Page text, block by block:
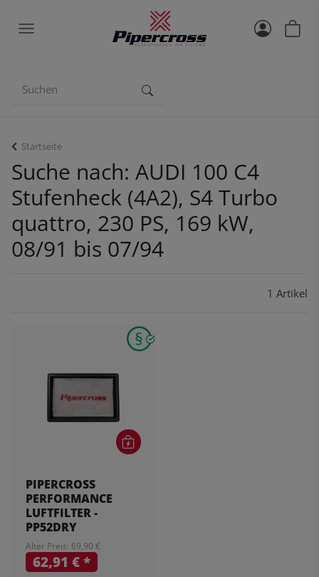
Startseite
Suche nach: AUDI 100 C4
Stufenheck (4A2), S4 Turbo
quattro, 230 PS, 169 kW,
08/91 bis 07/94
1 Artikel
PIPERCROSS
PERFORMANCE
LUFTFILTER -
PP52DRY
Alter Preis: 69,90 €
62,91 €*